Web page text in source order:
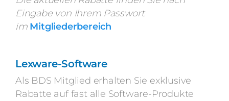
Eingabe von Ihrem Passwort
im Mitgliederbereich
Lexware-Software
Als BDS Mitglied erhalten Sie exklusive
Rabatte auf fast alle Software-Produkte